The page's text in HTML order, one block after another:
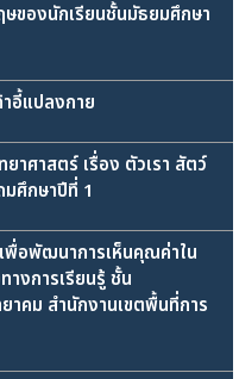
ของนักเรียนชั้นมัธยมศึกษา
อี้แปลงกาย
าศาสตร์ เรื่อง ตัวเรา สัตว์
ศึกษาปีที่ 1
พื่อพัฒนาการเห็นคุณค่าใน
งการเรียนรู้ ชั้น
าคม สำนักงานเขตพื้นที่การ